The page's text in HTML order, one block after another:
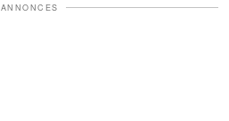
ANNONCES